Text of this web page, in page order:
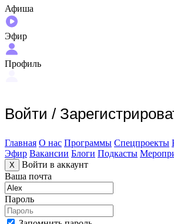
Афиша
Эфир
Профиль
Войти /
Главная О нас Программы Спецпроекты
Эфир Вакансии Блоги Подкасты
X
Войти в аккаунт
Ваша почта
Пароль